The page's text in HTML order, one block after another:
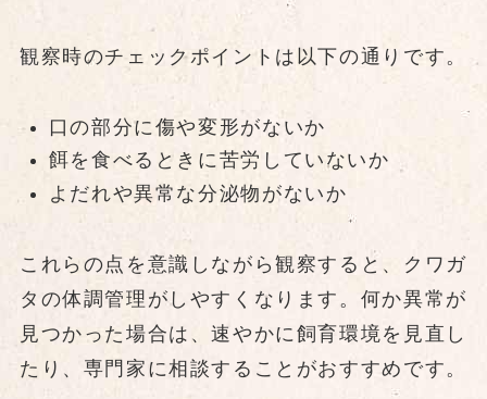
観察時のチェックポイントは以下の通りです。
口の部分に傷や変形がないか
餌を食べるときに苦労していないか
よだれや異常な分泌物がないか
これらの点を意識しながら観察すると、クワガ
タの体調管理がしやすくなります。何か異常が
見つかった場合は、速やかに飼育環境を見直し
たり、専門家に相談することがおすすめです。